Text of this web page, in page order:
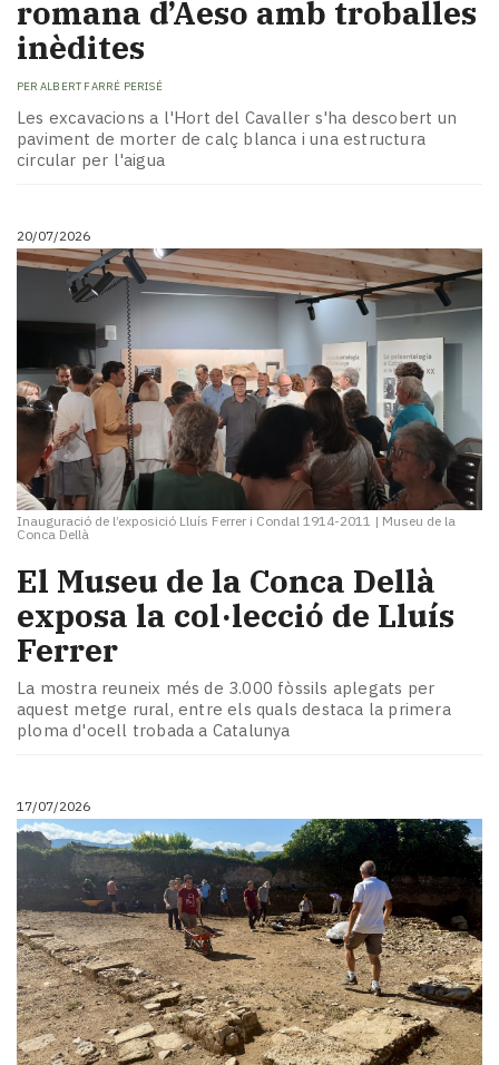
romana d’Aeso amb troballes
inèdites
PER ALBERT FARRÉ PERISÉ
Les excavacions a l'Hort del Cavaller s'ha descobert un
paviment de morter de calç blanca i una estructura
circular per l'aigua
20/07/2026
Inauguració de l’exposició Lluís Ferrer i Condal 1914-2011 | Museu de la
Conca Dellà
El Museu de la Conca Dellà
exposa la col·lecció de Lluís
Ferrer
La mostra reuneix més de 3.000 fòssils aplegats per
aquest metge rural, entre els quals destaca la primera
ploma d'ocell trobada a Catalunya
17/07/2026